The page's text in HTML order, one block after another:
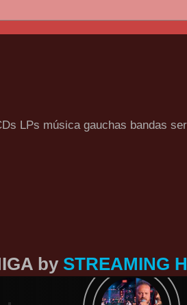
LPs música gauchas bandas
by STREAMING